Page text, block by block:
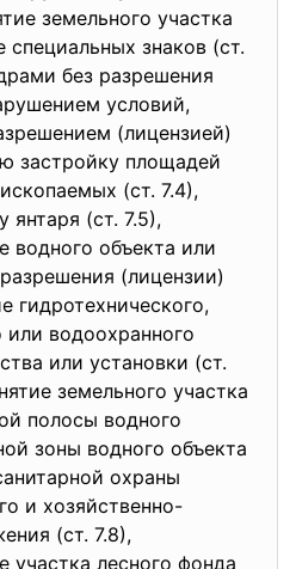
земельного участка
специальных знаков (ст.
без разрешения
условий,
(лицензией)
застройку площадей
(ст. 7.4),
(ст. 7.5),
водного объекта или
(лицензии)
гидротехнического,
или водоохранного
или установки (ст.
земельного участка
полосы водного
зоны водного объекта
охраны
и хозяйственно-
(ст. 7.8),
участка лесного фонда